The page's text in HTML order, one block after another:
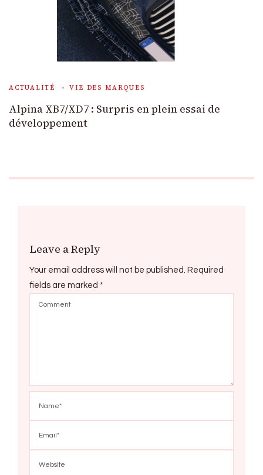
ACTUALITÉ VIE DES MARQUES
Alpina XB7/XD7 : Surpris en plein essai de
développement
Leave a Reply
Your email address will not be published. Required
fields are marked *